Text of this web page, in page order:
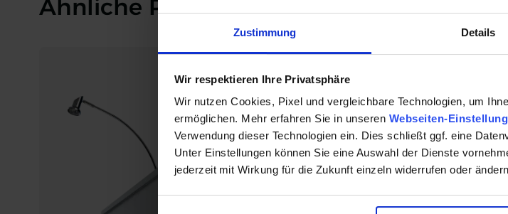
Zustimmung Details
Wir respektieren Ihre Privatsphäre
Wir nutzen Cookies, Pixel und vergleichbare Technologien, um
ermöglichen. Mehr erfahren Sie in unseren Webseiten-
Verwendung dieser Technologien ein. Dies schließt ggf. eine
Unter Einstellungen können Sie eine Auswahl der Dienste
jederzeit mit Wirkung für die Zukunft einzeln widerrufen oder
Ähnliche Produkte